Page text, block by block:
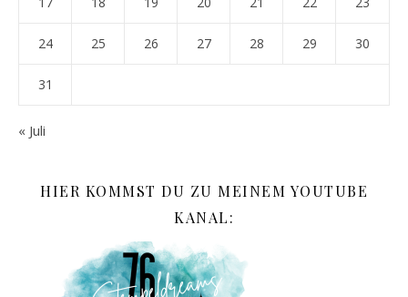
24 25 26 27 28 29 30
31
« Juli
HIER KOMMST DU ZU MEINEM YOUTUBE
KANAL: